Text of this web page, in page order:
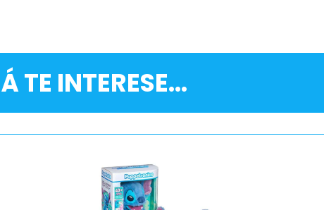
TE INTERESE...